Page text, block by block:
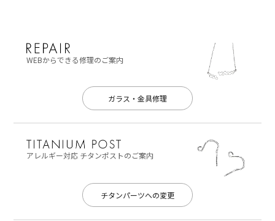
WEBからできる修理のご案内
ガラス・金具修理
アレルギー対応チタンポストのご案内
チタンパーツへの変更